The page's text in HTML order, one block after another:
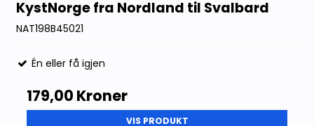
KystNorge fra Nordland til Svalbard
NAT198B45021
Én eller få igjen
179,00 Kroner
VIS PRODUKT